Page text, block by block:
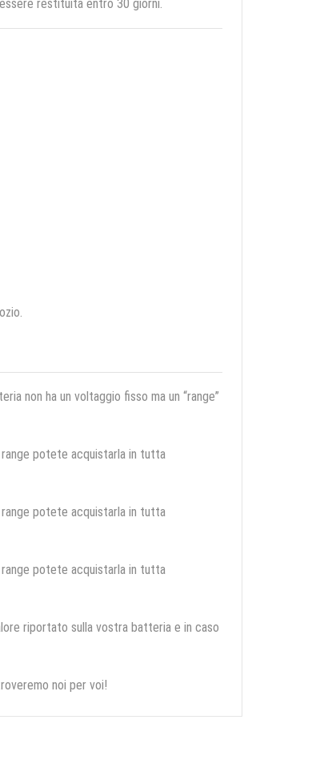
restituita entro 30 giorni.
non ha un voltaggio fisso ma un “range”
potete acquistarla in tutta
potete acquistarla in tutta
potete acquistarla in tutta
riportato sulla vostra batteria e in caso
noi per voi!